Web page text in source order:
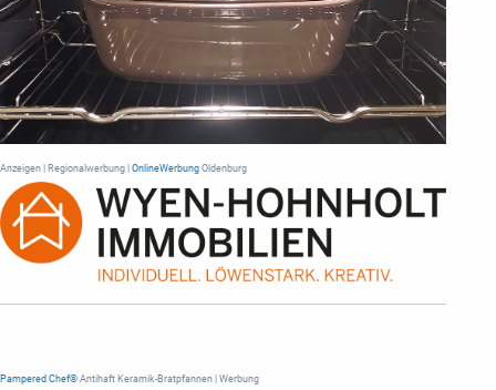
Anzeigen | Regionalwerbung | OnlineWerbung Oldenburg
Pampered Chef® Antihaft Keramik-Bratpfannen | Werbung